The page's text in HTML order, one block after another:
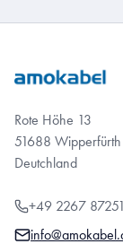
Rote Höhe 13
51688 Wipperfürth
Deutchland
+49 2267